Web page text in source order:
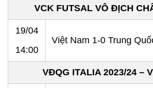
VCK FUTSAL VÔ ĐỊCH
19/04
14:00
Việt Nam 1-0 Trung
VĐQG ITALIA 2023/24 –